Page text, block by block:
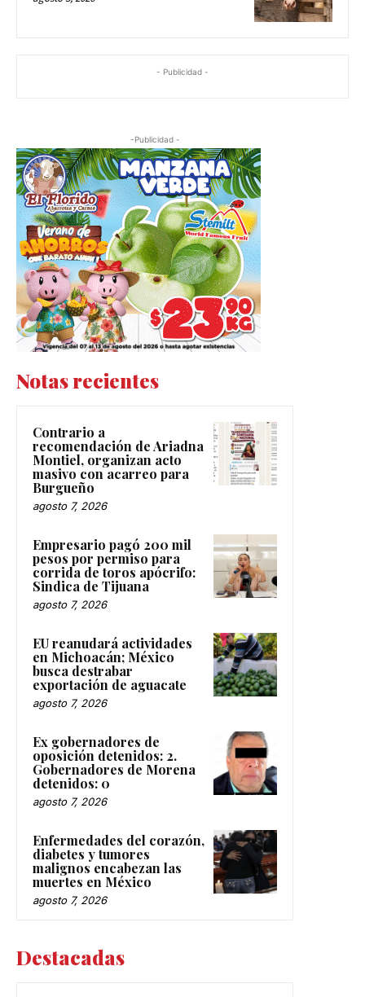
- Publicidad -
-Publicidad -
Notas recientes
Contrario a
recomendación de Ariadna
Montiel, organizan acto
masivo con acarreo para
Burgueño
agosto 7, 2026
Empresario pagó 200 mil
pesos por permiso para
corrida de toros apócrifo:
Sindica de Tijuana
agosto 7, 2026
EU reanudará actividades
en Michoacán; México
busca destrabar
exportación de aguacate
agosto 7, 2026
Ex gobernadores de
oposición detenidos: 2.
Gobernadores de Morena
detenidos: 0
agosto 7, 2026
Enfermedades del corazón,
diabetes y tumores
malignos encabezan las
muertes en México
agosto 7, 2026
Destacadas